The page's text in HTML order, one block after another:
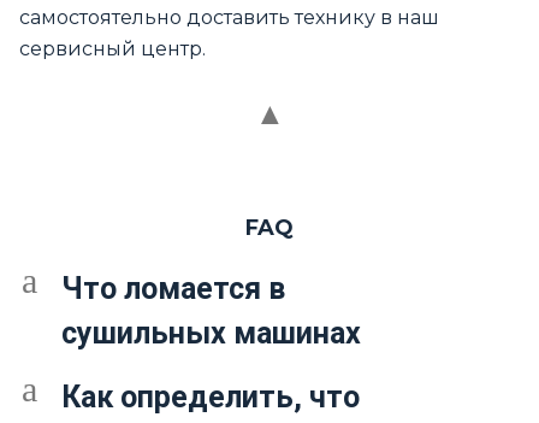
самостоятельно доставить технику в наш
сервисный центр.
FAQ
a
Что ломается в
сушильных машинах
a
Как определить, что